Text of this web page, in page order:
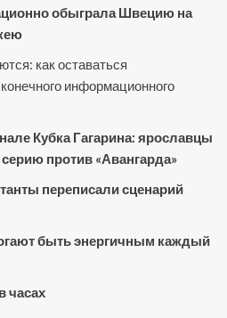
обыграла Швецию на
как оставаться
информационного
Кубка Гагарина: ярославцы
против «Авангарда»
переписали сценарий
быть энергичным каждый
часах